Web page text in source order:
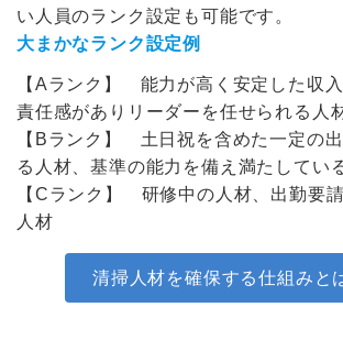
い人員のランク設定も可能です。
大まかなランク設定例
【Aランク】 能力が高く安定した収入
責任感がありリーダーを任せられる人
【Bランク】 土日祝を含めた一定の
る人材、基準の能力を備え満たしてい
【Cランク】 研修中の人材、出勤要
人材
清掃人材を確保する仕組みと